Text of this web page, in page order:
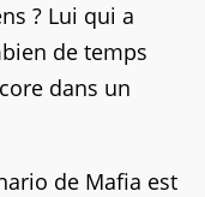
? Lui qui a
de temps
dans un
de Mafia est